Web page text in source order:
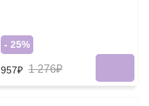
- 25%
957₽ 1 276₽